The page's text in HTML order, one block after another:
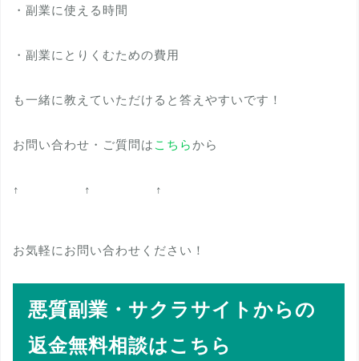
・副業に使える時間
・副業にとりくむための費用
も一緒に教えていただけると答えやすいです！
お問い合わせ・ご質問は こちら から
↑ ↑ ↑
お気軽にお問い合わせください！
悪質副業・サクラサイトからの
返金無料相談はこちら